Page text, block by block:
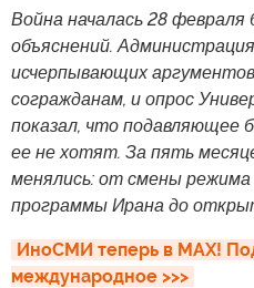
Война началась 28 февраля
объяснений.
исчерпывающих аргументов
согражданам, и опрос
показал, что подавляющее
ее не хотят. За пять
менялись: от смены режима
программы Ирана до
ИноСМИ теперь в MAX!
международное >>>